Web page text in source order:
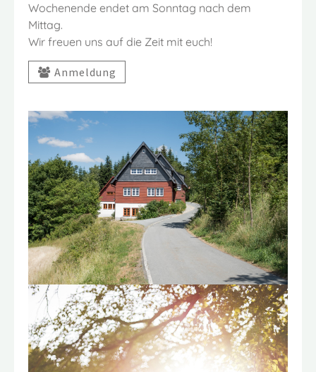
Wochenende endet am Sonntag nach dem
Mittag.
Wir freuen uns auf die Zeit mit euch!
Anmeldung